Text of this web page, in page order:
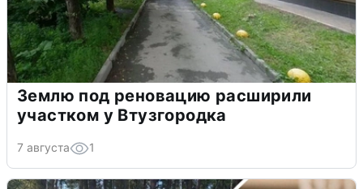
Землю под реновацию расширили
участком у Втузгородка
7 августа 1